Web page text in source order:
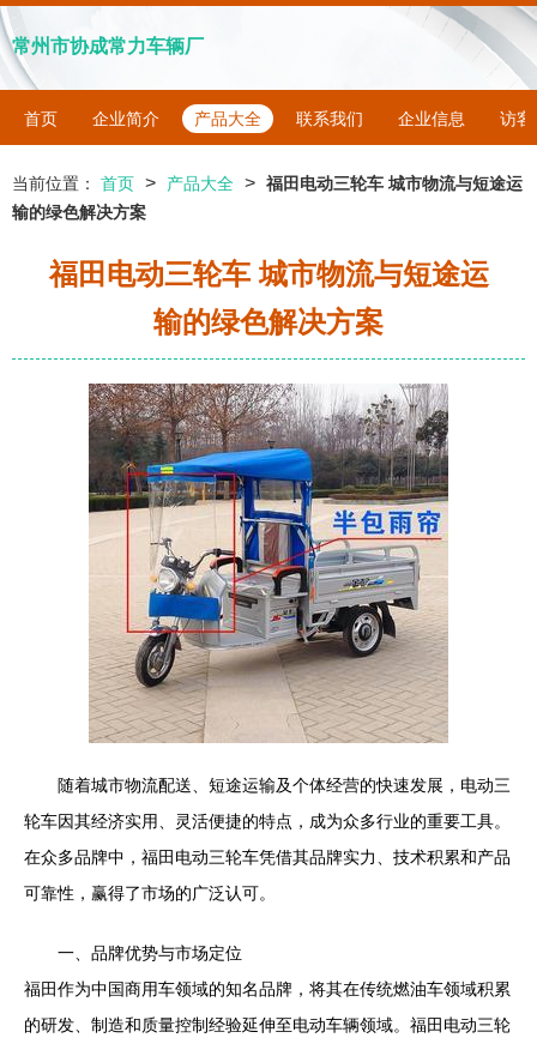
常州市协成常力车辆厂
首页 企业简介 产品大全 联系我们 企业信息 访客
当前位置： 首页 > 产品大全 > 福田电动三轮车 城市物流与短途运
输的绿色解决方案
福田电动三轮车 城市物流与短途运
输的绿色解决方案
随着城市物流配送、短途运输及个体经营的快速发展，电动三
轮车因其经济实用、灵活便捷的特点，成为众多行业的重要工具。
在众多品牌中，福田电动三轮车凭借其品牌实力、技术积累和产品
可靠性，赢得了市场的广泛认可。
一、品牌优势与市场定位
福田作为中国商用车领域的知名品牌，将其在传统燃油车领域积累
的研发、制造和质量控制经验延伸至电动车辆领域。福田电动三轮